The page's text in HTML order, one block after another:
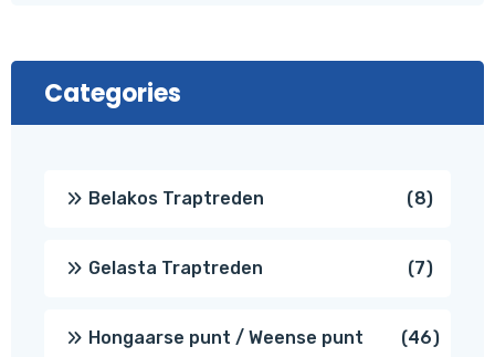
Categories
Belakos Traptreden 88
Gelasta Traptreden 77
Hongaarse punt / Weense punt 4646